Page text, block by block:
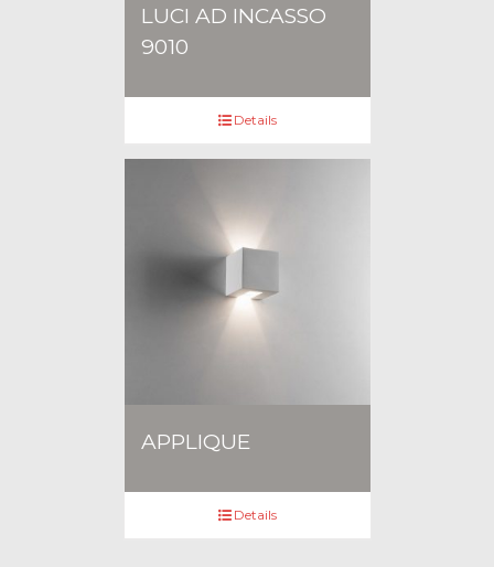
LUCI AD INCASSO
9010
Details
APPLIQUE
Details